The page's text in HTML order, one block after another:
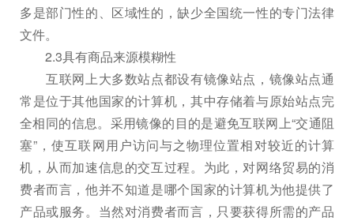
多是部门性的、区域性的，缺少全国统一性的专门法律
文件。
2.3具有商品来源模糊性
互联网上大多数站点都设有镜像站点，镜像站点通
常是位于其他国家的计算机，其中存储着与原始站点完
全相同的信息。采用镜像的目的是避免互联网上“交通阻
塞”，使互联网用户访问与之物理位置相对较近的计算
机，从而加速信息的交互过程。为此，对网络贸易的消
费者而言，他并不知道是哪个国家的计算机为他提供了
产品或服务。当然对消费者而言，只要获得所需的产品